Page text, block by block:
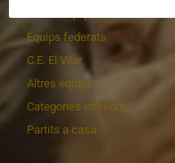
Equips federats
C.E. El Vilar
Altres equips
Categories inferiors
Partits a casa